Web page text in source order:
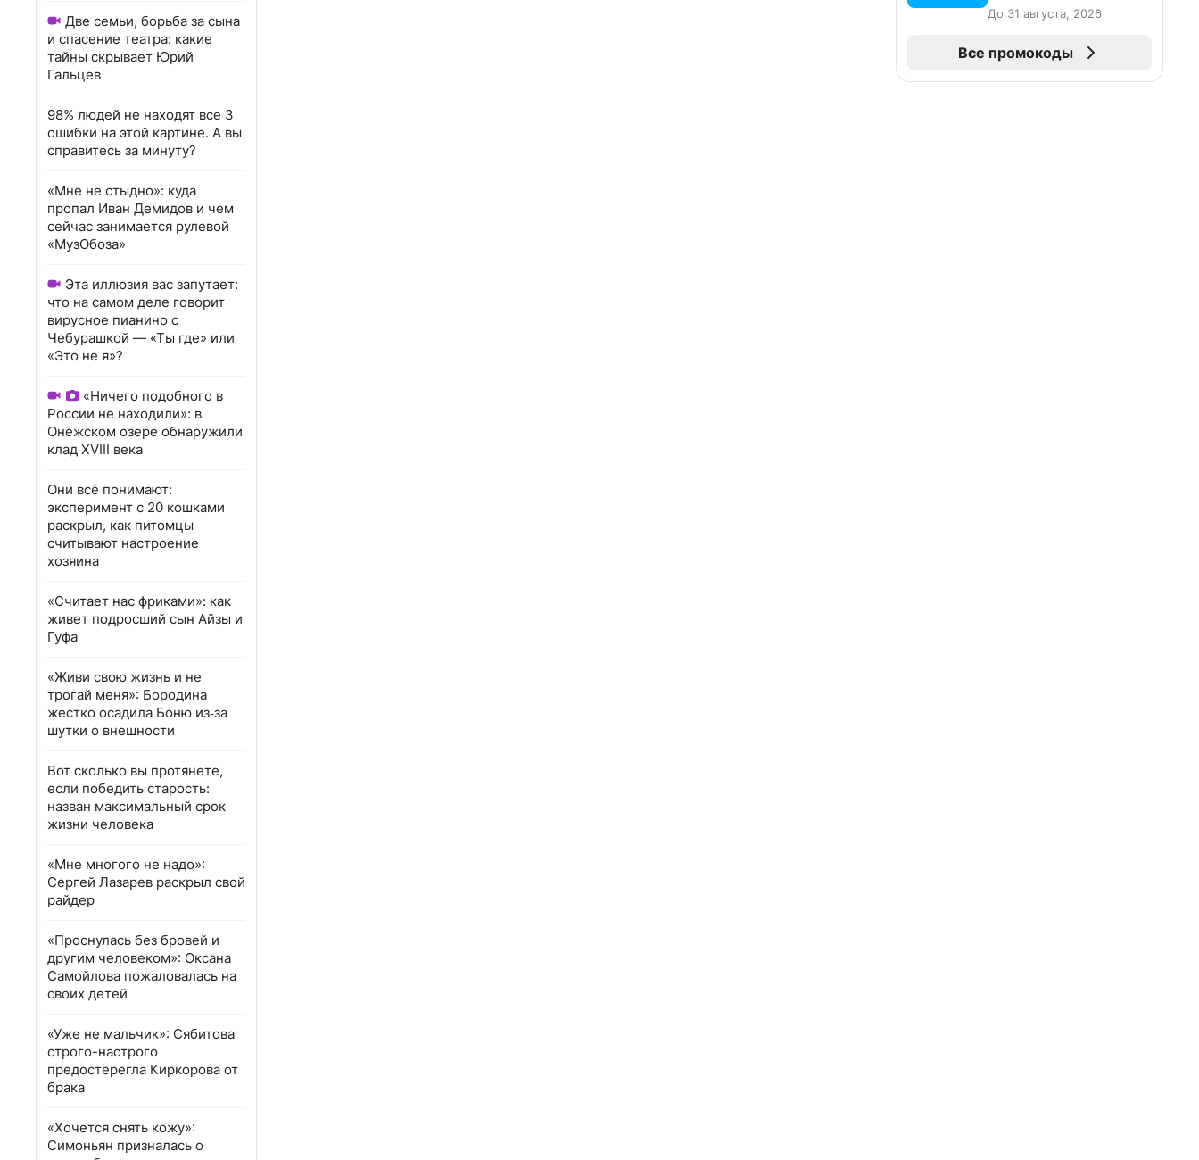
Две семьи, борьба за сына
и спасение театра: какие
тайны скрывает Юрий
Гальцев
98% людей не находят все 3
ошибки на этой картине. А вы
справитесь за минуту?
«Мне не стыдно»: куда
пропал Иван Демидов и чем
сейчас занимается рулевой
«МузОбоза»
Эта иллюзия вас запутает:
что на самом деле говорит
вирусное пианино с
Чебурашкой — «Ты где» или
«Это не я»?
«Ничего подобного в
России не находили»: в
Онежском озере обнаружили
клад XVIII века
Они всё понимают:
эксперимент с 20 кошками
раскрыл, как питомцы
считывают настроение
хозяина
«Считает нас фриками»: как
живет подросший сын Айзы и
Гуфа
«Живи свою жизнь и не
трогай меня»: Бородина
жестко осадила Боню из‑за
шутки о внешности
Вот сколько вы протянете,
если победить старость:
назван максимальный срок
жизни человека
«Мне многого не надо»:
Сергей Лазарев раскрыл свой
райдер
«Проснулась без бровей и
другим человеком»: Оксана
Самойлова пожаловалась на
своих детей
«Уже не мальчик»: Сябитова
строго-настрого
предостерегла Киркорова от
брака
«Хочется снять кожу»:
Симоньян призналась о
До 31 августа, 2026
Все промокоды